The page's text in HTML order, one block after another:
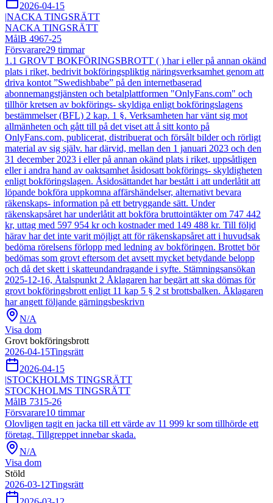
2026-04-15
|NACKA TINGSRÄTT
NACKA TINGSRÄTT
MålB 4967-25
Försvarare29 timmar
1.1 GROVT BOKFÖRINGSBROTT ( ) har i eller på annan okänd
plats i riket, bedrivit bokföringspliktig näringsverksamhet genom att
driva kontot ”Swedishbabe” på den internetbaserad
abonnemangstjänsten och betalplattformen "OnlyFans.com" och
tillhör kretsen av bokförings- skyldiga enligt bokföringslagens
bestämmelser (BFL) 2 kap. 1 §. Verksamheten har vänt sig mot
allmänheten och gått till på det viset att å sitt konto på
OnlyFans.com, publicerat, distribuerat och försålt bilder och rörligt
material av sig själv. har därvid, mellan den 1 januari 2023 och den
31 december 2023 i eller på annan okänd plats i riket, uppsåtligen
eller i andra hand av oaktsamhet åsidosatt bokförings- skyldigheten
enligt bokföringslagen. Åsidosättandet har bestått i att underlåtit att
löpande bokföra uppkomna affärshändelser, alternativt bevara
räkenskaps- information på ett betryggande sätt. Under
räkenskapsåret har underlåtit att bokföra bruttointäkter om 747 442
kr, uttag med 597 954 kr och kostnader med 149 488 kr. Till följd
härav har det inte varit möjligt att för räkenskapsåret att i huvudsak
bedöma rörelsens förlopp med ledning av bokföringen. Brottet bör
bedömas som grovt eftersom det avsett mycket betydande belopp
och då det skett i skatteundandragande i syfte. Stämningsansökan
2025-12-16, Åtalspunkt 2 Åklagaren har begärt att ska dömas för
grovt bokföringsbrott enligt 11 kap 5 § 2 st brottsbalken. Åklagaren
har angett följande gärningsbeskrivn
N/A
Visa dom
Grovt bokföringsbrott
2026-04-15Tingsrätt
2026-04-15
|STOCKHOLMS TINGSRÄTT
STOCKHOLMS TINGSRÄTT
MålB 7315-26
Försvarare10 timmar
Olovligen tagit en jacka till ett värde av 11 999 kr som tillhörde ett
företag. Tillgreppet innebar skada.
N/A
Visa dom
Stöld
2026-03-12Tingsrätt